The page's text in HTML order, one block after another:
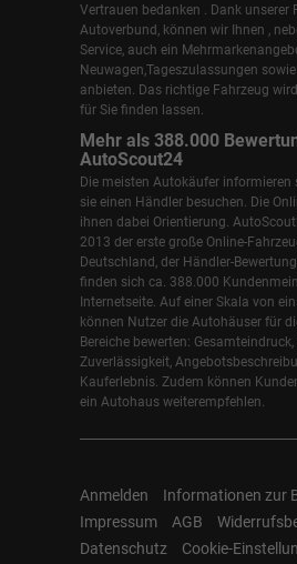
Vertrauen bedanken . Dank unserer
Autoverbund, können wir Ihnen ,
Service, auch ein
Neuwagen,Tageszulassungen
anbieten. Das richtige Fahrzeug
für Sie finden lassen.
Mehr als 388.000
AutoScout24
Die meisten Autokäufer informieren
sie einen Händler besuchen. Die
ihnen dabei Orientierung.
2013 der erste große Online-
Deutschland, der Händler-
finden sich ca. 388.000
Internetseite. Auf einer Skala von
können Nutzer die Autohäuser für
Bereiche bewerten: Gesamteindruck,
Zuverlässigkeit,
Kauferlebnis. Zudem können
ein Autohaus weiterempfehlen.
Anmelden
Informationen zur
Impressum
AGB
Datenschutz
Cookie-